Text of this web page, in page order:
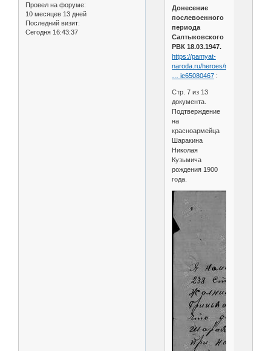
Провел на форуме:
10 месяцев 13 дней
Последний визит:
Сегодня 16:43:37
Донесение
послевоенного
периода
Салтыковского
РВК 18.03.1947.
https://pamyat-
naroda.ru/heroes/memoria
… ie65080467:
Стр. 7 из 13
документа.
Подтверждение
на
красноармейца
Шаракина
Николая
Кузьмича
рождения 1900
года.